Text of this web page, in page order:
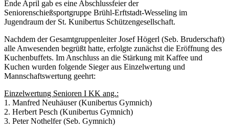
Ende April gab es eine Abschlussfeier der
Seniorenschießsportgruppe Brühl-Erftstadt-Wesseling im
Jugendraum der St. Kunibertus Schützengesellschaft.
Nachdem der Gesamtgruppenleiter Josef Högerl (Seb. Bruderschaft)
alle Anwesenden begrüßt hatte, erfolgte zunächst die Eröffnung des
Kuchenbuffets. Im Anschluss an die Stärkung mit Kaffee und
Kuchen wurden folgende Sieger aus Einzelwertung und
Mannschaftswertung geehrt:
Einzelwertung Senioren I KK ang.:
1. Manfred Neuhäuser (Kunibertus Gymnich)
2. Herbert Pesch (Kunibertus Gymnich)
3. Peter Nothelfer (Seb. Gymnich)